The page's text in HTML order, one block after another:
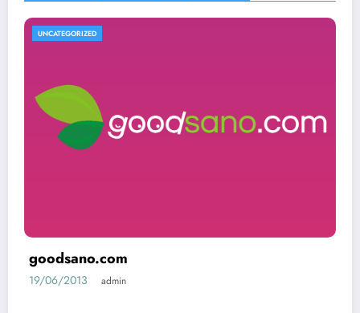
UNCATEGORIZED
goodsano.com
19/06/2013 admin